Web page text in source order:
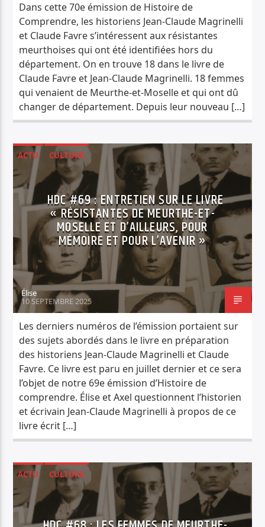
Dans cette 70e émission de Histoire de
Comprendre, les historiens Jean-Claude Magrinelli
et Claude Favre s’intéressent aux résistantes
meurthoises qui ont été identifiées hors du
département. On en trouve 18 dans le livre de
Claude Favre et Jean-Claude Magrinelli. 18 femmes
qui venaient de Meurthe-et-Moselle et qui ont dû
changer de département. Depuis leur nouveau […]
ACTU
CULTURE
HISTOIRE DE COMPRENDRE
HDC #69 : ENTRETIEN SUR LE LIVRE
« RÉSISTANTES DE MEURTHE-ET-
MOSELLE ET D’AILLEURS, POUR
MÉMOIRE ET POUR L’AVENIR »
Élise
10 SEPTEMBRE 2025
Les derniers numéros de l’émission portaient sur
des sujets abordés dans le livre en préparation
des historiens Jean-Claude Magrinelli et Claude
Favre. Ce livre est paru en juillet dernier et ce sera
l’objet de notre 69e émission d’Histoire de
comprendre. Élise et Axel questionnent l’historien
et écrivain Jean-Claude Magrinelli à propos de ce
livre écrit […]
ACTU
CULTURE
HISTOIRE DE COMPRENDRE